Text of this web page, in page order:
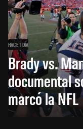
HACE 1 DÍA
Brady vs.
documental
marcó la NFL